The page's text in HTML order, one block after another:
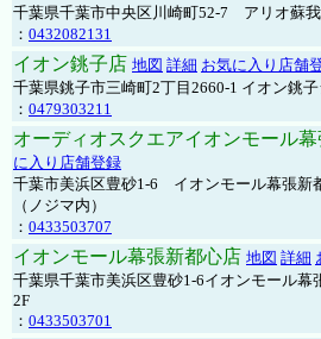
千葉県千葉市中央区川崎町52-7 アリオ蘇
： 0432082131
イオン銚子店 地図 詳細 お気に入り店舗
千葉県銚子市三崎町2丁目2660-1 イオン銚
： 0479303211
オーディオスクエアイオンモール
に入り店舗登録
千葉市美浜区豊砂1-6 イオンモール幕張新
（ノジマ内）
： 0433503707
イオンモール幕張新都心店 地図 詳細
千葉県千葉市美浜区豊砂1-6イオンモール
2F
： 0433503701